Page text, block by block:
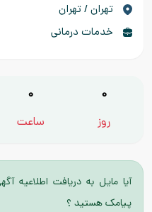
تهران / تهران
خدمات درمانی
0
روز
0
ساعت
آیا مایل به دریافت اطلاعیه
پیامک هستید ؟